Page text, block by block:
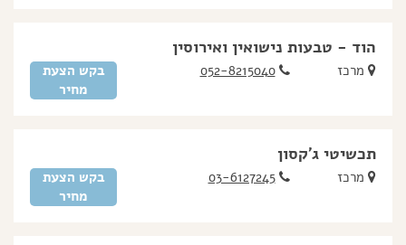
הוד - טבעות נישואין ואירוסין
מרכז 052-8215040
בקש הצעת
מחיר
תכשיטי ג'קסון
מרכז 03-6127245
בקש הצעת
מחיר